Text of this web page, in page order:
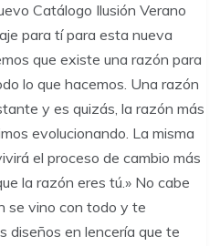
Catálogo Ilusión Verano
para tí para esta nueva
que existe una razón para
lo que hacemos. Una razón
y es quizás, la razón más
evolucionando. La misma
el proceso de cambio más
la razón eres tú.» No cabe
se vino con todo y te
diseños en lencería que te